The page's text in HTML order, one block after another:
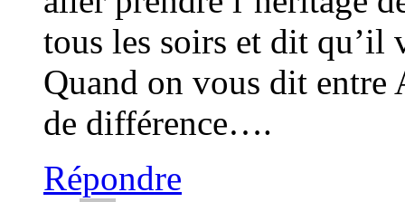
tous les soirs et dit
Quand on vous dit entre
de différence….
Répondre